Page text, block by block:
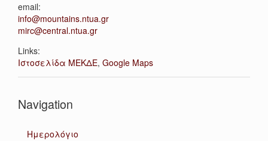
email:
info@mountains.ntua.gr
mirc@central.ntua.gr
Links:
Ιστοσελίδα ΜΕΚΔΕ, Google Maps
Navigation
Ημερολόγιο